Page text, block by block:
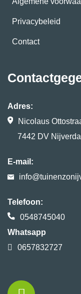
Privacybeleid
Contact
Adres:
Nicolaus
7442 DV Nijverdal
E-mail:
Telefoon:
0548745040
Whatsapp
0657832727